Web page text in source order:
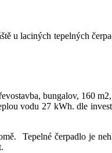
u laciných tepelných
bungalov, 160
vodu 27 kWh. dle
Tepelné čerpadlo je